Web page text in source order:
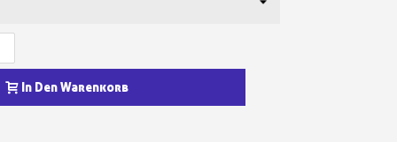
jede Weiterempfehlung
In Den Warenkorb